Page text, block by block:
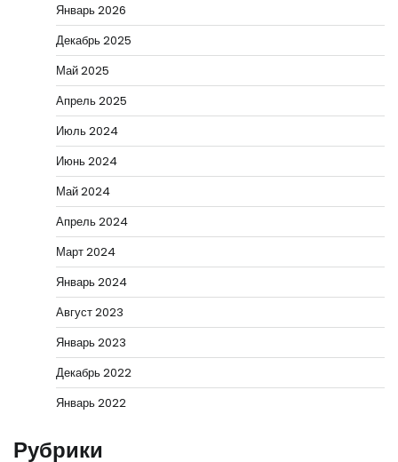
Январь 2026
Декабрь 2025
Май 2025
Апрель 2025
Июль 2024
Июнь 2024
Май 2024
Апрель 2024
Март 2024
Январь 2024
Август 2023
Январь 2023
Декабрь 2022
Январь 2022
Рубрики